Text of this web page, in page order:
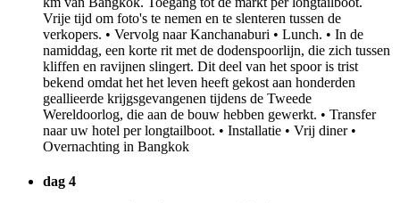
Vrije tijd om foto's te nemen en te slenteren tussen de
verkopers. • Vervolg naar Kanchanaburi • Lunch. • In de
namiddag, een korte rit met de dodenspoorlijn, die zich tussen
kliffen en ravijnen slingert. Dit deel van het spoor is trist
bekend omdat het het leven heeft gekost aan honderden
geallieerde krijgsgevangenen tijdens de Tweede
Wereldoorlog, die aan de bouw hebben gewerkt. • Transfer
naar uw hotel per longtailboot. • Installatie • Vrij diner •
Overnachting in Bangkok
dag 4